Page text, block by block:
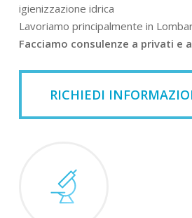
igienizzazione idrica
Lavoriamo principalmente in
Facciamo consulenze a privati e
RICHIEDI